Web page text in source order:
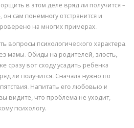
в этом деле вряд ли получится –
он сам понемногу отстранится и
на многих примерах.
вопросы психологического характера.
мамы. Обиды на родителей, злость,
сразу вот сходу усадить ребенка
ли получится. Сначала нужно по
Напитать его любовью и
видите, что проблема не уходит,
психологу.